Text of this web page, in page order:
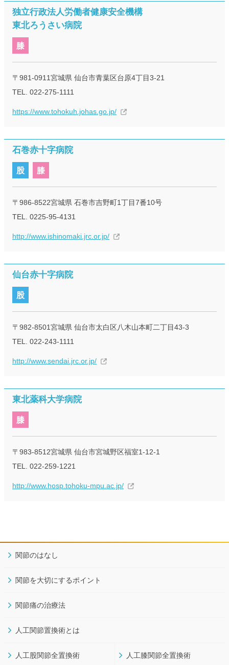
独立行政法人労働者健康安全機構
東北ろうさい病院
膝
〒981-0911宮城県 仙台市青葉区台原4丁目3-21
TEL. 022-275-1111
https://www.tohokuh.johas.go.jp/
石巻赤十字病院
股 膝
〒986-8522宮城県 石巻市吉野町1丁目7番10号
TEL. 0225-95-4131
http://www.ishinomaki.jrc.or.jp/
仙台赤十字病院
股
〒982-8501宮城県 仙台市太白区八木山本町二丁目43-3
TEL. 022-243-1111
http://www.sendai.jrc.or.jp/
東北薬科大学病院
膝
〒983-8512宮城県 仙台市宮城野区福室1-12-1
TEL. 022-259-1221
http://www.hosp.tohoku-mpu.ac.jp/
関節のはなし
関節を大切にするポイント
関節痛の治療法
人工関節置換術とは
人工股関節全置換術 人工膝関節全置換術